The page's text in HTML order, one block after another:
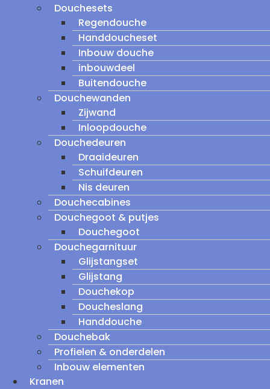
Douchesets
Regendouche
Handdoucheset
Inbouw douche
inbouwdeel
Buitendouche
Douchewanden
Zijwand
Inloopdouche
Douchedeuren
Draaideuren
Schuifdeuren
Nis deuren
Douchecabines
Douchegoot & putjes
Douchegoot
Douchegarnituur
Glijstangset
Glijstang
Douchekop
Doucheslang
Handdouche
Douchebak
Profielen & onderdelen
Inbouw elementen
Kranen